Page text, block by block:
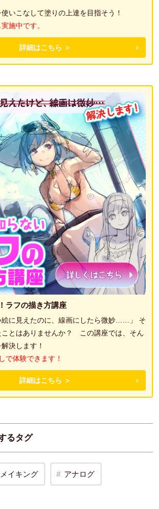
いこなして塗りの上達を目指そう！
施中です。
詳細はこちら ＞
ラフの描き方講座
絵に見えたのに、線画にしたら微妙……」 そ
ことはありませんか？ この講座では、そん
決します！
で体験できます！
詳細はこちら ＞
るタグ
メイキング アナログ